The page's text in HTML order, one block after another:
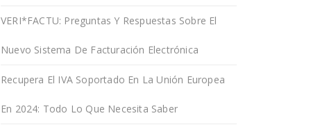
VERI*FACTU: Preguntas Y Respuestas Sobre El
Nuevo Sistema De Facturación Electrónica
Recupera El IVA Soportado En La Unión Europea
En 2024: Todo Lo Que Necesita Saber